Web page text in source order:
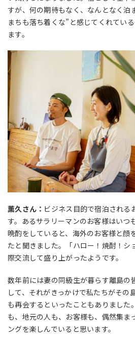
すが、何の期待もなく、なんとなく泊
まちも落ち着くな”と感じてくれてい
ます。
薫久さん： ビジネス目的で宿泊される
す。あるサラリーマンのお客様はいつ
晩酌をしていると、海外のお客様と顔
たと聞きました。「ハロー！焼酎！シ
際交流して盛り上がったようです。
数年前には妻の同級生が暮らす離島の
して、それがきっかけで私たちがその
も再会するといったこともありました
も、地元の人も、お客様も、偶然集ま
ングを楽しんでいると思います。